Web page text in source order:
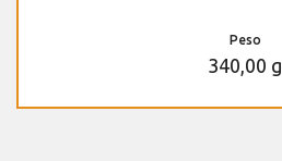
Peso
340,00 g